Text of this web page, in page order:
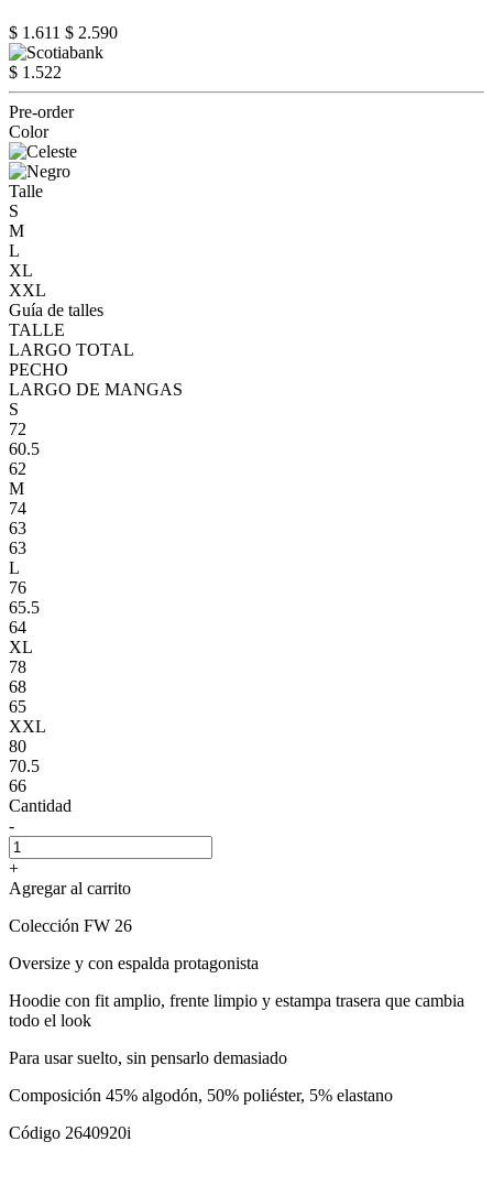
$ 1.611 $ 2.590
$ 1.522
Pre-order
Color
Talle
S
M
L
XL
XXL
Guía de talles
TALLE
LARGO TOTAL
PECHO
LARGO DE MANGAS
S
72
60.5
62
M
74
63
63
L
76
65.5
64
XL
78
68
65
XXL
80
70.5
66
Cantidad
-
+
Agregar al carrito
Colección FW 26
Oversize y con espalda protagonista
Hoodie con fit amplio, frente limpio y estampa trasera que cambia
todo el look
Para usar suelto, sin pensarlo demasiado
Composición 45% algodón, 50% poliéster, 5% elastano
Código 2640920i